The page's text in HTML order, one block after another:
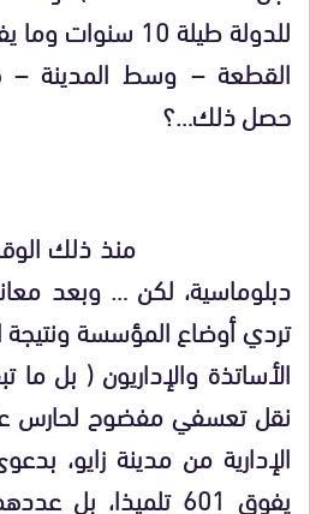
للدولة طيلة 10
القطعة – وسط المدينة –
حصل ذلك…؟
منذ ذلك الوقت
دبلوماسية، لكن … وبعد
تردي أوضاع المؤسسة ونتيجة
الأساتذة والإداريون ( بل ما
نقل تعسفي مفضوح لحارس
الإدارية من مدينة زايو،